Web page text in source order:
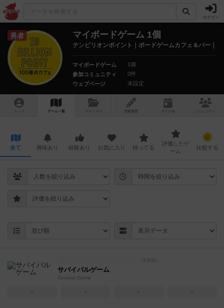
ログイン
勇者 マイボードゲーム 1個
テンビリオンポイント｜ボードゲームカフェ＆バー｜
マイボードゲーム
1個
参加コミュニティ
0件
ウェブページ
未設定
トップ ゲーム一覧 マイリスト 投稿履歴 ボ ドゲ コミュニティ
全て 興味あり 経験あり お気に入り 持ってる
評価したゲ
ーム
比較する
サバイバルゲーム
Survival Game
－ － － －